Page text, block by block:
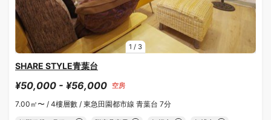
1 / 3
SHARE STYLE青葉台
¥50,000 - ¥56,000 空房
7.00㎡〜 / 4樓層數 / 東急田園都市線 青葉台 7分